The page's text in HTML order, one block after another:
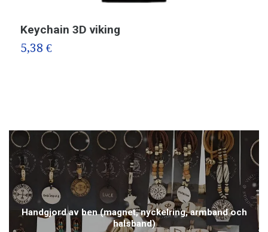
Handgjord av ben (magnet, nyckelring, armband och
halsband)
Keychain 3D viking
5,38 €